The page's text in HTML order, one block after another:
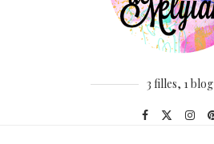
3 filles, 1 blog